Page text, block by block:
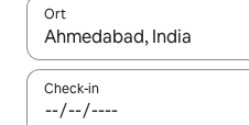
Ort
Wenn Ergebnisse
Check-in